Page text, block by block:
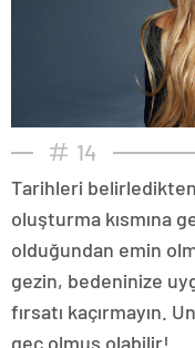
14
Tarihleri
oluşturma kısmına
olduğundan emin
gezin, bedeninize
fırsatı kaçırmayın.
geç olmuş olabilir!